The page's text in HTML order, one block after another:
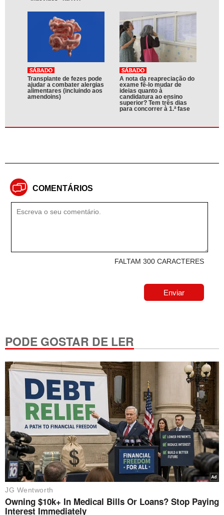
Transplante de fezes pode
ajudar a combater alergias
alimentares (incluindo aos
amendoins)
A nota da reapreciação do
exame fê-lo mudar de
ideias quanto à
candidatura ao ensino
superior? Tem três dias
para concorrer à 1.ª fase
COMENTÁRIOS
FALTAM 300 CARACTERES